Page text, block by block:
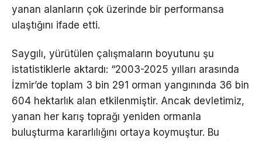
yanan alanların çok üzerinde bir performansa
ulaştığını ifade etti.
Saygılı, yürütülen çalışmaların boyutunu şu
istatistiklerle aktardı: “2003-2025 yılları arasında
İzmir’de toplam 3 bin 291 orman yangınında 36 bin
604 hektarlık alan etkilenmiştir. Ancak devletimiz,
yanan her karış toprağı yeniden ormanla
buluşturma kararlılığını ortaya koymuştur. Bu